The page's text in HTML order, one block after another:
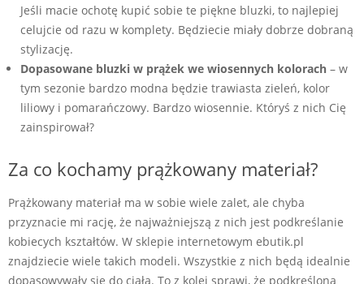
Jeśli macie ochotę kupić sobie te piękne bluzki, to najlepiej
celujcie od razu w komplety. Będziecie miały dobrze dobraną
stylizację.
Dopasowane bluzki w prążek we wiosennych kolorach – w
tym sezonie bardzo modna będzie trawiasta zieleń, kolor
liliowy i pomarańczowy. Bardzo wiosennie. Któryś z nich Cię
zainspirował?
Za co kochamy prążkowany materiał?
Prążkowany materiał ma w sobie wiele zalet, ale chyba
przyznacie mi rację, że najważniejszą z nich jest podkreślanie
kobiecych kształtów. W sklepie internetowym ebutik.pl
znajdziecie wiele takich modeli. Wszystkie z nich będą idealnie
dopasowywały się do ciała. To z kolei sprawi, że podkreślona